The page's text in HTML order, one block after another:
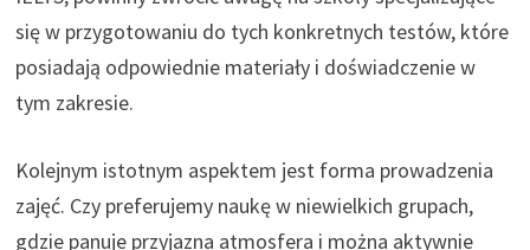
się w przygotowaniu do tych konkretnych testów, które
posiadają odpowiednie materiały i doświadczenie w
tym zakresie.
Kolejnym istotnym aspektem jest forma prowadzenia
zajęć. Czy preferujemy naukę w niewielkich grupach,
gdzie panuje przyjazna atmosfera i można aktywnie